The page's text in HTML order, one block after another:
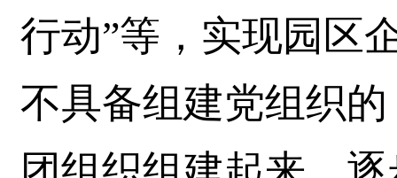
行动”等，实现园区
不具备组建党组织